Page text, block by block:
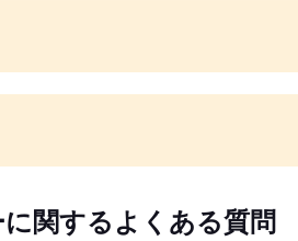
に関するよくある質問